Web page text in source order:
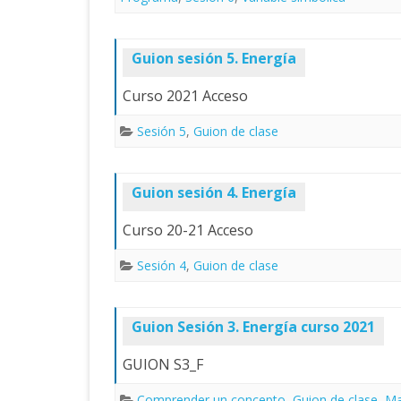
Guion sesión 5. Energía
Curso 2021 Acceso
Sesión 5, Guion de clase
Guion sesión 4. Energía
Curso 20-21 Acceso
Sesión 4, Guion de clase
Guion Sesión 3. Energía curso 2021
GUION S3_F